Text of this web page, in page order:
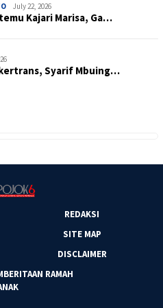
July 22, 2026
Kajari Marisa, Ga…
Syarif Mbuing…
REDAKSI
SITE MAP
DISCLAIMER
RAMAH